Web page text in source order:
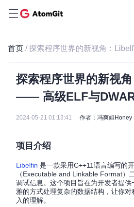
首页
探索程序世界的新视
—— 高级ELF与
2024-05-21 01:13:41 作者：冯爽妲Honey
项目介绍
Libelfin 是一款采用C++11语言编写的
（Executable and Linkable Format）
调试信息。这个项目旨在为开发者提
雅的方式处理复杂的数据结构，让你
入的理解。